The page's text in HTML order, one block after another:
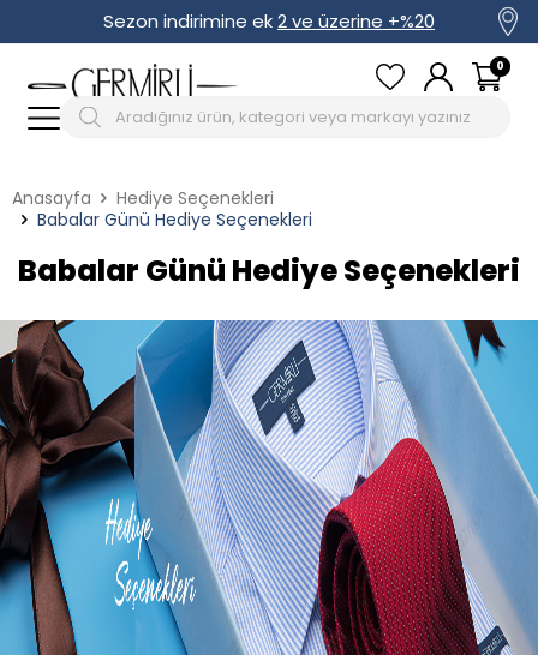
Sezon indirimine ek2 ve üzerine +%20
0
Anasayfa
Hediye Seçenekleri
Babalar Günü Hediye Seçenekleri
Babalar Günü Hediye Seçenekleri